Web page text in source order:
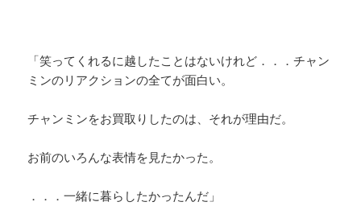
「笑ってくれるに越したことはないけれど．．．チャン
ミンのリアクションの全てが面白い。
チャンミンをお買取りしたのは、それが理由だ。
お前のいろんな表情を見たかった。
．．．一緒に暮らしたかったんだ」